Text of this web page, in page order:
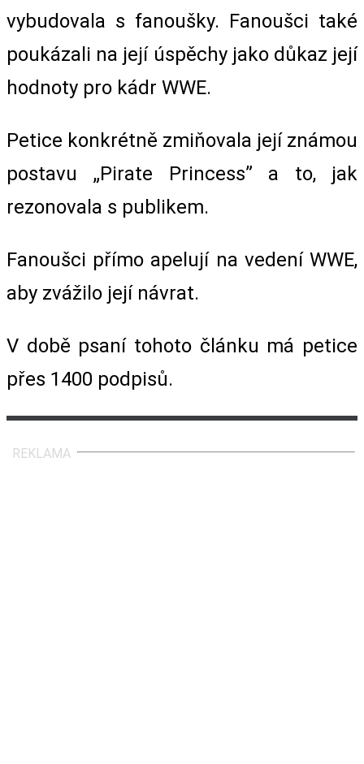
vybudovala s fanoušky. Fanoušci také
poukázali na její úspěchy jako důkaz její
hodnoty pro kádr WWE.
Petice konkrétně zmiňovala její známou
postavu „Pirate Princess” a to, jak
rezonovala s publikem.
Fanoušci přímo apelují na vedení WWE,
aby zvážilo její návrat.
V době psaní tohoto článku má petice
přes 1400 podpisů.
REKLAMA